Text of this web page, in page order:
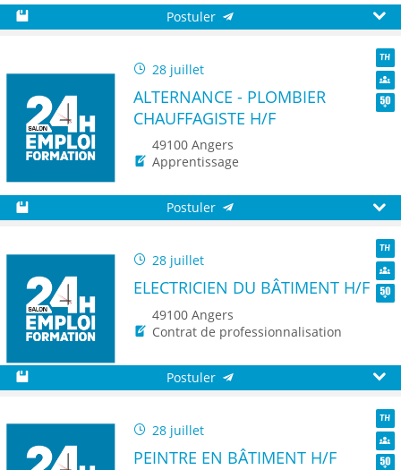
Postuler
28 juillet
TH
ALTERNANCE - PLOMBIER
CHAUFFAGISTE H/F
49100 Angers
Apprentissage
Postuler
28 juillet
TH
ELECTRICIEN DU BÂTIMENT H/F
49100 Angers
Contrat de professionnalisation
Postuler
28 juillet
TH
PEINTRE EN BÂTIMENT H/F